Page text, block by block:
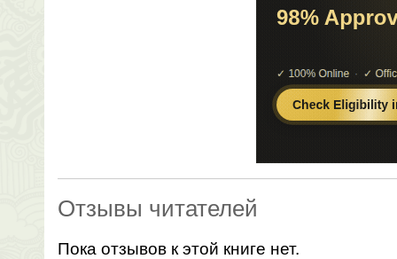
Отзывы читателей
Пока отзывов к этой книге нет.